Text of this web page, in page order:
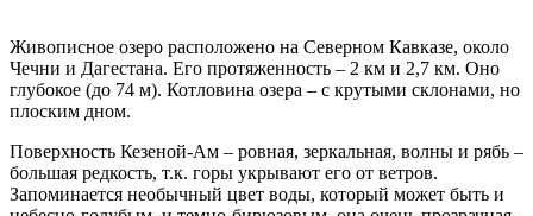
Живописное озеро расположено на Северном Кавказе, около
Чечни и Дагестана. Его протяженность – 2 км и 2,7 км. Оно
глубокое (до 74 м). Котловина озера – с крутыми склонами, но
плоским дном.
Поверхность Кезеной-Ам – ровная, зеркальная, волны и рябь –
большая редкость, т.к. горы укрывают его от ветров.
Запоминается необычный цвет воды, который может быть и